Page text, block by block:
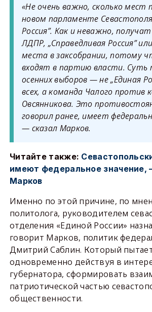
«Не очень важно, сколько мест
новом парламенте
Россия”. Как и неважно,
ЛДПР, „Справедливая Россия”
места в заксобрании, потому
входят в партию власти. Суть
осенних выборов — не „Единая
всех, а команда Чалого против
Овсянникова. Это
говорил ранее, имеет
— сказал Марков.
Читайте также:
имеют федеральное значение,
Марков
Именно по этой причине, по
политолога, руководителем
отделения «Единой России»
говорит Марков, политик
Дмитрий Саблин. Который
одновременно действуя в
губернатора, сформировать
патриотической частью
общественности.